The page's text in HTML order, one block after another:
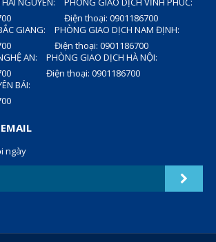
Điện thoại: 0901186700
GIANG:
PHÒNG GIAO DỊCH NAM ĐỊNH:
Điện thoại: 0901186700
AN:
PHÒNG GIAO DỊCH HÀ NỘI:
Điện thoại: 0901186700
BÁI:
ngày